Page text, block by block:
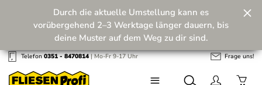
Zum Hauptinhalt springen
Zukunft! 💪
Durch die aktuelle Umstellung kann es
vorübergehend 2–3 Werktage länger dauern, bis
deine Muster auf dem Weg zu dir sind.
Telefon0351 - 8470814| Mo-Fr 9-17 Uhr Frage uns!